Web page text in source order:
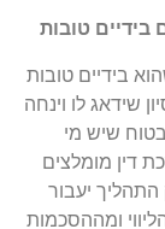
בידיים טובות
בידיים טובות
שידאג לו וינחה
שיש מי
דין מומלצים
יעבור
ומההסכמות